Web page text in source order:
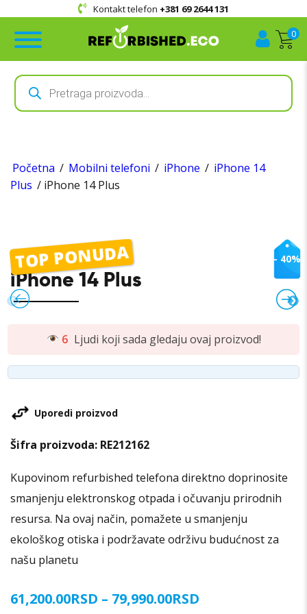
Kontakt telefon +381 69 2644 131
0
Products
search
Početna / Mobilni telefoni / iPhone / iPhone 14
Plus / iPhone 14 Plus
6 Ljudi koji sada gledaju ovaj proizvod!
TOP PONUDA - 40%
iPhone 14 Plus
61,200.00RSD – 79,990.00RSD
Kupovinom refurbished telefona direktno doprinosite
smanjenju elektronskog otpada i očuvanju prirodnih
resursa. Na ovaj način, pomažete u smanjenju
ekološkog otiska i podržavate održivu budućnost za
našu planetu
Uporedi proizvod
Šifra proizvoda: RE212162